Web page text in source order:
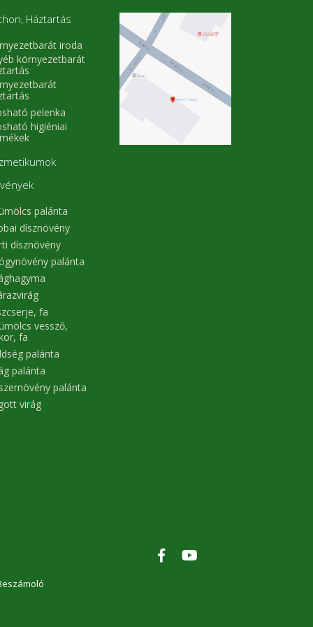
-
Háztartás
iroda
környezetbarát
pelenka
higiéniai
palánta
dísznövény
dísznövény
palánta
fa
vessző,
fa
palánta
palánta
palánta
virág